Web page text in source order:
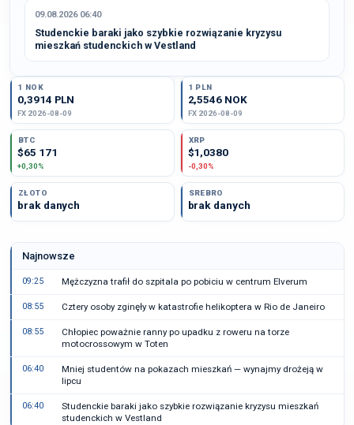
09.08.2026 06:40
Studenckie baraki jako szybkie rozwiązanie kryzysu
mieszkań studenckich w Vestland
1 NOK
0,3914 PLN
FX 2026-08-09
1 PLN
2,5546 NOK
FX 2026-08-09
BTC
$65 171
+0,30%
XRP
$1,0380
-0,30%
ZŁOTO
brak danych
SREBRO
brak danych
Najnowsze
09:25 Mężczyzna trafił do szpitala po pobiciu w centrum Elverum
08:55 Cztery osoby zginęły w katastrofie helikoptera w Rio de Janeiro
08:55
Chłopiec poważnie ranny po upadku z roweru na torze
motocrossowym w Toten
06:40
Mniej studentów na pokazach mieszkań — wynajmy drożeją w
lipcu
06:40
Studenckie baraki jako szybkie rozwiązanie kryzysu mieszkań
studenckich w Vestland